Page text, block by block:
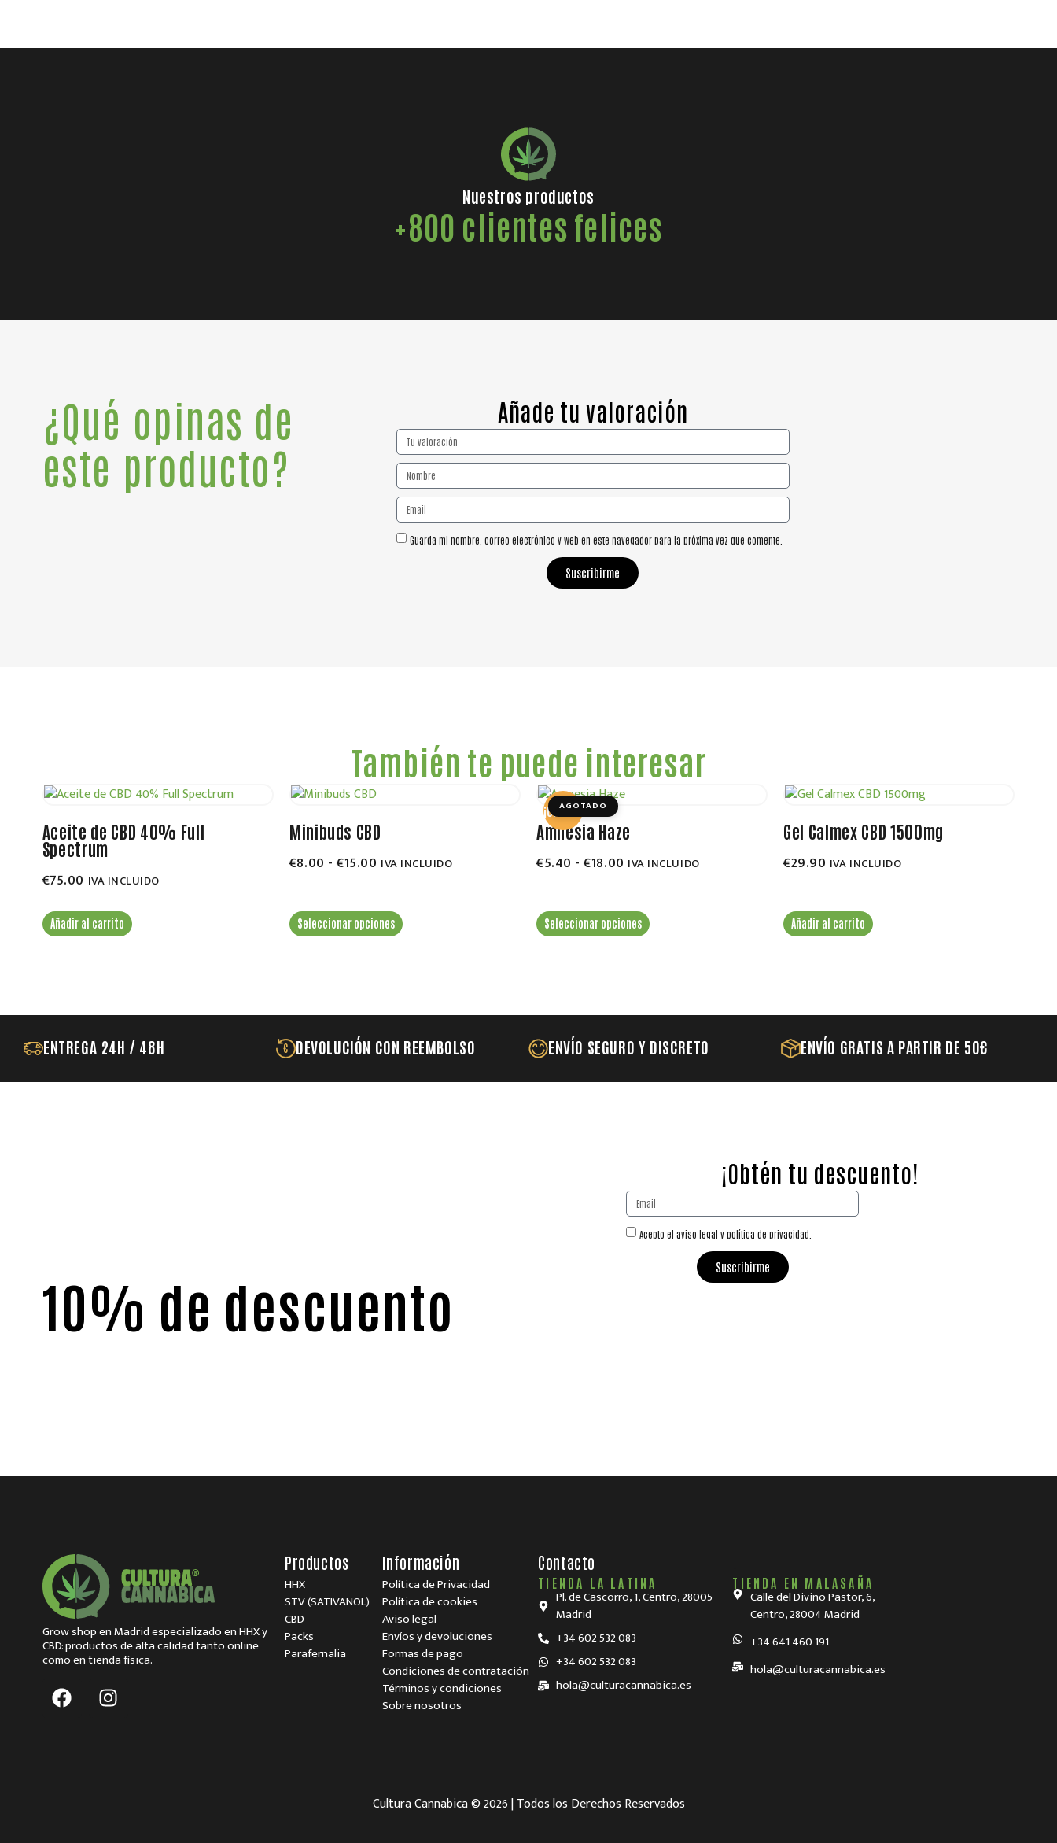
Nuestros productos
+800 clientes felices
¿Qué opinas de
este producto?
Añade tu valoración
Guarda mi nombre, correo electrónico y web en este navegador para la próxima vez que comente.
Suscribirme
También te puede interesar
Aceite de CBD 40% Full
Spectrum
€75.00 IVA INCLUIDO
Añadir al carrito
Minibuds CBD
€8.00 - €15.00 IVA INCLUIDO
Seleccionar opciones
¡OFERTA!
AGOTADO
Amnesia Haze
€5.40 - €18.00 IVA INCLUIDO
Seleccionar opciones
Gel Calmex CBD 1500mg
€29.90 IVA INCLUIDO
Añadir al carrito
ENTREGA 24H / 48H € DEVOLUCIÓN CON REEMBOLSO ENVÍO SEGURO Y DISCRETO ENVÍO GRATIS A PARTIR DE 50€
10% de descuento
¡Obtén tu descuento!
Acepto el aviso legal y política de privacidad.
Suscribirme
Grow shop en Madrid especializado en HHX y
CBD: productos de alta calidad tanto online
como en tienda física.
Productos
HHX
STV (SATIVANOL)
CBD
Packs
Parafernalia
Información
Política de Privacidad
Política de cookies
Aviso legal
Envíos y devoluciones
Formas de pago
Condiciones de contratación
Términos y condiciones
Sobre nosotros
Contacto
TIENDA LA LATINA
Pl. de Cascorro, 1, Centro, 28005
Madrid
+34 602 532 083
+34 602 532 083
hola@culturacannabica.es
TIENDA EN MALASAÑA
Calle del Divino Pastor, 6,
Centro, 28004 Madrid
+34 641 460 191
hola@culturacannabica.es
Cultura Cannabica © 2026 | Todos los Derechos Reservados